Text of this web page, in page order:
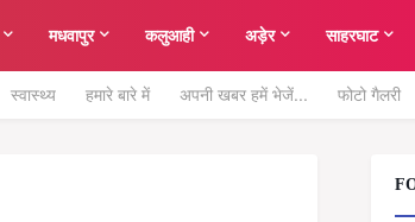
मधवापुर कलुआही अड़ेर साहरघाट
स्वास्थ्य हमारे बारे में अपनी खबर हमें भेजें... फोटो गैलरी